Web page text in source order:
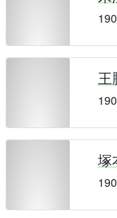
王
塚